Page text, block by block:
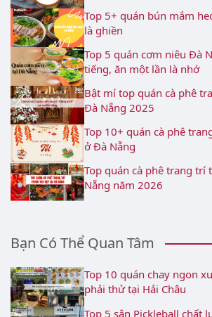
Top 5+ quán bún mắm
là ghiền
Top 5 quán cơm niêu Đà
tiếng, ăn một lần là nhớ
Bật mí top quán cà phê
Đà Nẵng 2025
Top 10+ quán cà phê
ở Đà Nẵng
Top quán cà phê trang
Nẵng năm 2026
Bạn Có Thể Quan Tâm
Top 10 quán chay ngon
phải thử tại Hải Châu
Top 5 sân Pickleball chất